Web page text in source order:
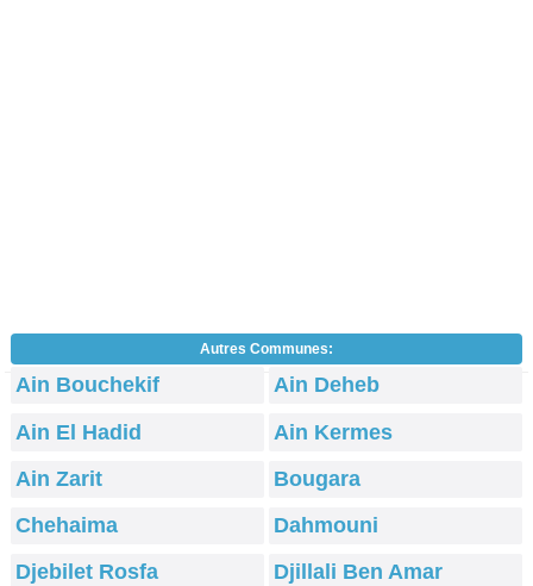
Autres Communes:
Ain Bouchekif
Ain Deheb
Ain El Hadid
Ain Kermes
Ain Zarit
Bougara
Chehaima
Dahmouni
Djebilet Rosfa
Djillali Ben Amar